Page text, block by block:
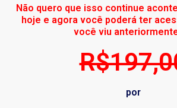
Não quero que isso continue
hoje e agora você poderá ter
você viu
por